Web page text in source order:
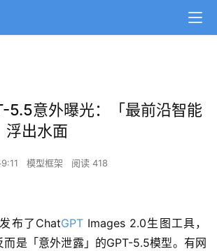
5.5意外曝光：「最前沿智能
浮出水面
模型框架 阅读 418
布了ChatGPT Images 2.0生图工具，
是「意外泄露」的GPT-5.5模型。有网